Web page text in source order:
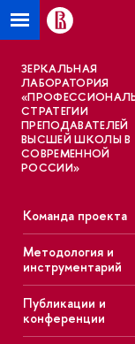
ЗЕРКАЛЬНАЯ
ЛАБОРАТОРИЯ
СТРАТЕГИИ
ПРЕПОДАВАТЕЛЕЙ
ВЫСШЕЙ ШКОЛЫ В
СОВРЕМЕННОЙ
РОССИИ»
Команда проекта
Методология и
инструментарий
Публикации и
конференции